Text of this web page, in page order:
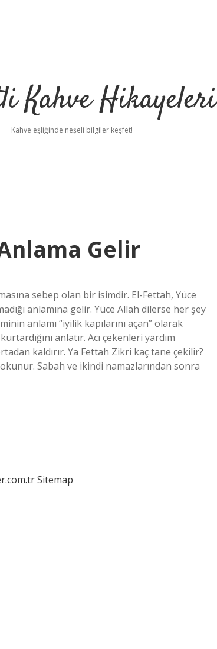
Kahve Hikayeleri
Kahve eşliğinde neşeli bilgiler keşfet!
Gelir
sebep olan bir isimdir. El-Fettah, Yüce
anlamına gelir. Yüce Allah dilerse her şey
anlamı “iyilik kapılarını açan” olarak
anlatır. Acı çekenleri yardım
kaldırır. Ya Fettah Zikri kaç tane çekilir?
Sabah ve ikindi namazlarından sonra
Sitemap